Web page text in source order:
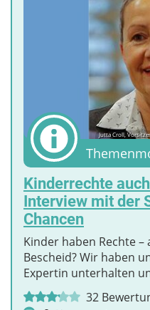
Jutta Croll,
Kinderrechte
Interview mit der
Chancen
Kinder haben Rechte
Bescheid? Wir haben
Expertin unterhalten
32